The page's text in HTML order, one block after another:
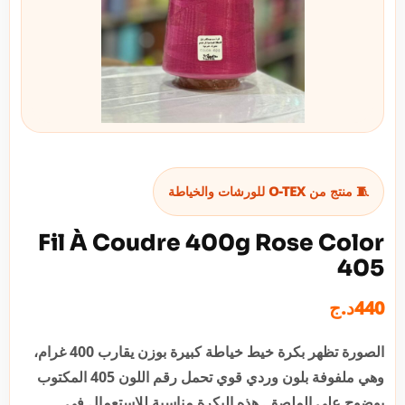
🧵 منتج من O-TEX للورشات والخياطة
Fil À Coudre 400g Rose Color
405
440د.ج
الصورة تظهر بكرة خيط خياطة كبيرة بوزن يقارب 400 غرام،
وهي ملفوفة بلون وردي قوي تحمل رقم اللون 405 المكتوب